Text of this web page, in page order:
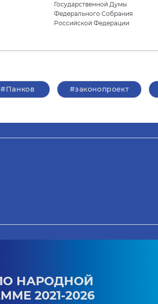
Государственной Думы
Федерального Собрания
Российской Федерации
#Панков #законопроект
НАРОДНОЙ
2021-2026